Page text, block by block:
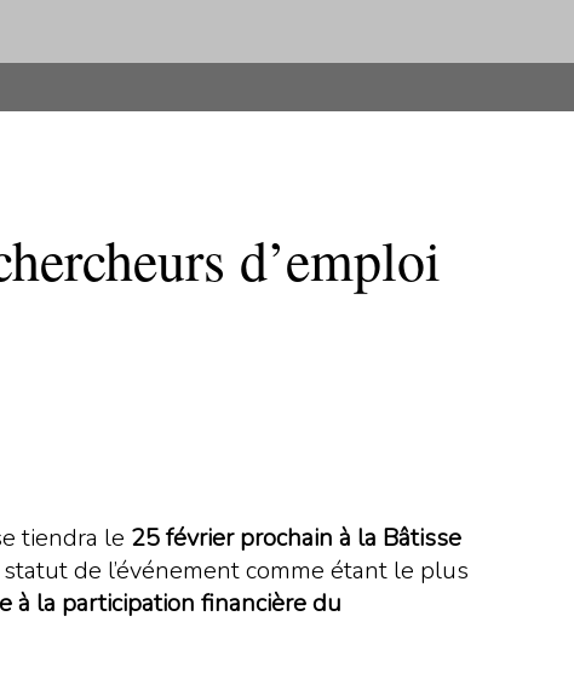
d’emploi
tiendra le 25 février prochain à la Bâtisse
de l’événement comme étant le plus
à la participation financière du